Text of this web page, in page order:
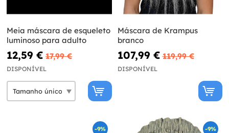
Meia máscara de esqueleto
luminoso para adulto
12,59 € 17,99 €
DISPONÍVEL
Máscara de Krampus
branco
107,99 € 119,99 €
DISPONÍVEL
-9% -9%